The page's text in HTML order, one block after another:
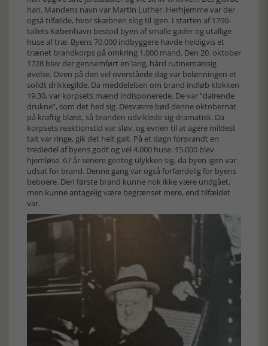
han. Mandens navn var Martin Luther. Herhjemme var der
også tilfælde, hvor skæbnen slog til igen. I starten af 1700-
tallets København bestod byen af smalle gader og utallige
huse af træ. Byens 70.000 indbyggere havde heldigvis et
trænet brandkorps på omkring 1.000 mand. Den 20. oktober
1728 blev der gennemført en lang, hård rutinemæssig
øvelse. Oven på den vel overståede dag var belønningen et
solidt drikkegilde. Da meddelelsen om brand indløb klokken
19.30, var korpsets mænd indisponerede. De var “dalrende
drukne”, som det hed sig. Desværre bød denne oktobernat
på kraftig blæst, så branden udviklede sig dramatisk. Da
korpsets reaktionstid var sløv, og evnen til at agere mildest
talt var ringe, gik det helt galt. På et døgn forsvandt en
trediedel af byens godt og vel 4.000 huse. 15.000 blev
hjemløse. 67 år senere gentog ulykken sig, da byen igen var
udsat for brand. Denne gang var også forfærdelig for byens
beboere. Den første brand kunne nok ikke være undgået,
men kunne antagelig være begrænset mere, end tilfældet
var.